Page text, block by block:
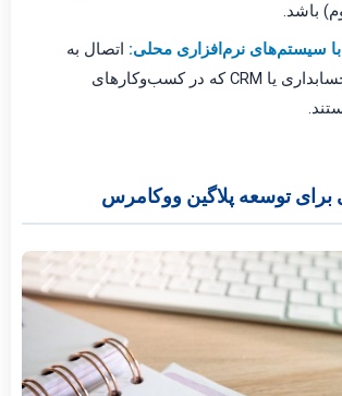
باشد.
سیستم‌های نرم‌افزاری محلی: اتصال به
نرم‌افزارهای حسابداری یا CRM که در کسب‌وکارهای
برای توسعه پلاگین ووکامرس